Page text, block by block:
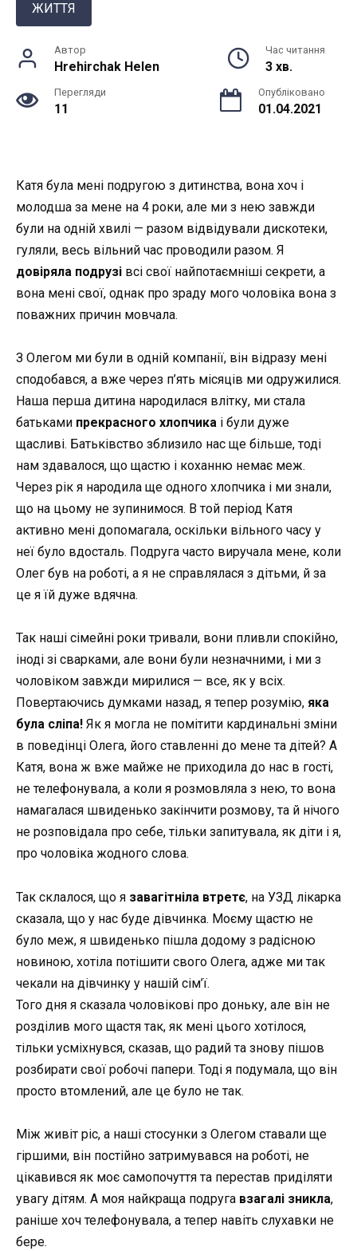
ЖИТТЯ
Автор
Hrehirchak Helen
Час читання
3 хв.
Перегляди
11
Опубліковано
01.04.2021
Катя була мені подругою з дитинства, вона хоч і
молодша за мене на 4 роки, але ми з нею завжди
були на одній хвилі — разом відвідували дискотеки,
гуляли, весь вільний час проводили разом. Я
довіряла подрузі всі свої найпотаємніші секрети, а
вона мені свої, однак про зраду мого чоловіка вона з
поважних причин мовчала.
З Олегом ми були в одній компанії, він відразу мені
сподобався, а вже через п’ять місяців ми одружилися.
Наша перша дитина народилася влітку, ми стала
батьками прекрасного хлопчика і були дуже
щасливі. Батьківство зблизило нас ще більше, тоді
нам здавалося, що щастю і коханню немає меж.
Через рік я народила ще одного хлопчика і ми знали,
що на цьому не зупинимося. В той період Катя
активно мені допомагала, оскільки вільного часу у
неї було вдосталь. Подруга часто виручала мене, коли
Олег був на роботі, а я не справлялася з дітьми, й за
це я їй дуже вдячна.
Так наші сімейні роки тривали, вони пливли спокійно,
іноді зі сварками, але вони були незначними, і ми з
чоловіком завжди мирилися — все, як у всіх.
Повертаючись думками назад, я тепер розумію, яка
була сліпа! Як я могла не помітити кардинальні зміни
в поведінці Олега, його ставленні до мене та дітей? А
Катя, вона ж вже майже не приходила до нас в гості,
не телефонувала, а коли я розмовляла з нею, то вона
намагалася швиденько закінчити розмову, та й нічого
не розповідала про себе, тільки запитувала, як діти і я,
про чоловіка жодного слова.
Так склалося, що я завагітніла втретє, на УЗД лікарка
сказала, що у нас буде дівчинка. Моєму щастю не
було меж, я швиденько пішла додому з радісною
новиною, хотіла потішити свого Олега, адже ми так
чекали на дівчинку у нашій сім’ї.
Того дня я сказала чоловікові про доньку, але він не
розділив мого щастя так, як мені цього хотілося,
тільки усміхнувся, сказав, що радий та знову пішов
розбирати свої робочі папери. Тоді я подумала, що він
просто втомлений, але це було не так.
Між живіт ріс, а наші стосунки з Олегом ставали ще
гіршими, він постійно затримувався на роботі, не
цікавився як моє самопочуття та перестав приділяти
увагу дітям. А моя найкраща подруга взагалі зникла,
раніше хоч телефонувала, а тепер навіть слухавки не
бере.